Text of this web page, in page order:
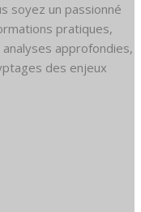
soyez un passionné
pratiques,
approfondies,
des enjeux